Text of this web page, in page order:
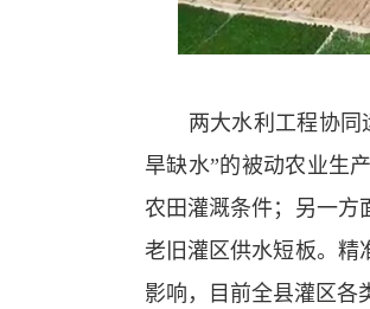
两大水利工程协同运
旱缺水”的被动农业生
农田灌溉条件；另一方
老旧灌区供水短板。精
影响，目前全县灌区各